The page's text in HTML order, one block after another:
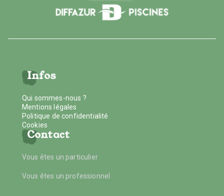
Infos
Qui sommes-nous ?
Mentions légales
Politique de confidentialité
Cookies
Contact
Vous êtes un particulier
Vous êtes un professionnel